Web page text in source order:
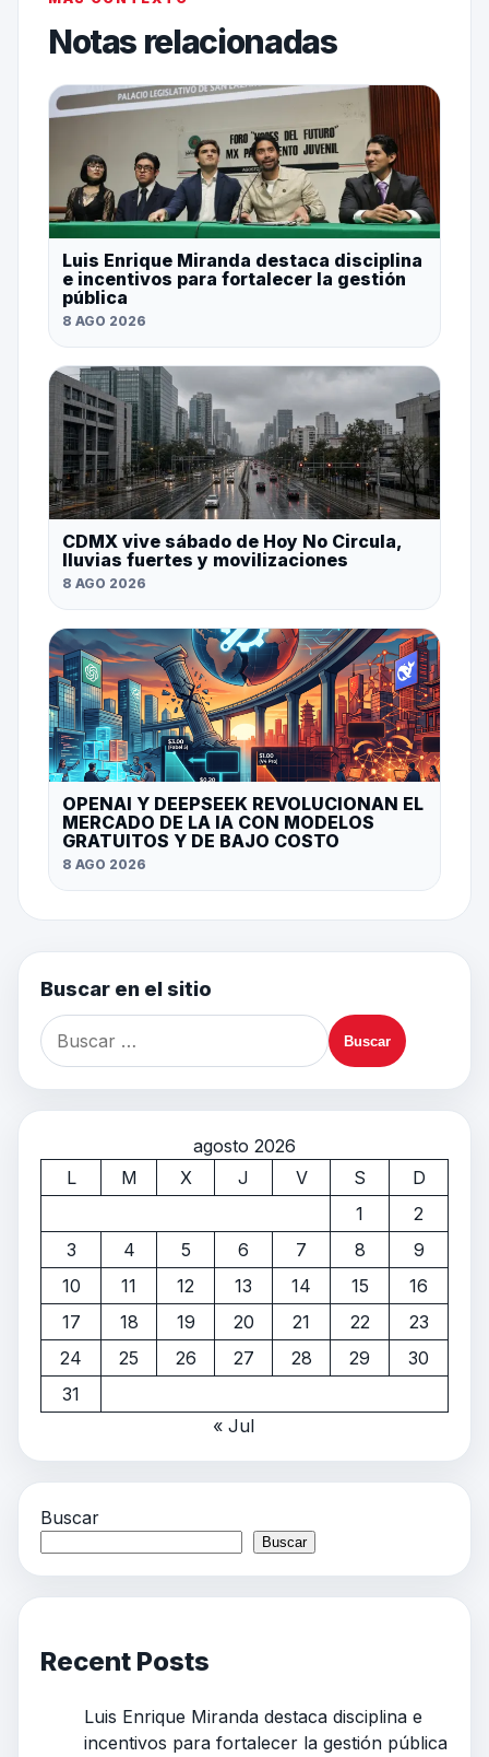
Notas relacionadas
Luis Enrique Miranda destaca disciplina
e incentivos para fortalecer la gestión
pública
8 AGO 2026
CDMX vive sábado de Hoy No Circula,
lluvias fuertes y movilizaciones
8 AGO 2026
OPENAI Y DEEPSEEK REVOLUCIONAN EL
MERCADO DE LA IA CON MODELOS
GRATUITOS Y DE BAJO COSTO
8 AGO 2026
Buscar en el sitio
agosto 2026
L
M X J V S
D
1
2
3
4 5 6 7 8
9
10
11 12 13 14 15
16
17
18 19 20 21 22
23
24
25 26 27 28 29
30
31
« Jul
Buscar
Buscar
Recent Posts
Luis Enrique Miranda destaca disciplina e
incentivos para fortalecer la gestión pública